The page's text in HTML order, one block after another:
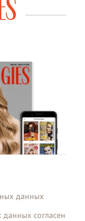
данных
согласен